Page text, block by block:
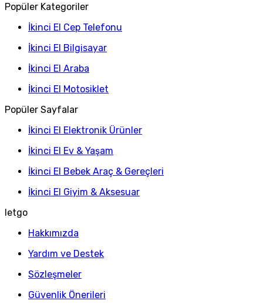
Popüler Kategoriler
İkinci El Cep Telefonu
İkinci El Bilgisayar
İkinci El Araba
İkinci El Motosiklet
Popüler Sayfalar
İkinci El Elektronik Ürünler
İkinci El Ev & Yaşam
İkinci El Bebek Araç & Gereçleri
İkinci El Giyim & Aksesuar
letgo
Hakkımızda
Yardım ve Destek
Sözleşmeler
Güvenlik Önerileri